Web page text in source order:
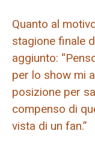
Quanto al
stagione finale
aggiunto:
per lo show mi
posizione per
compenso di
vista di un fan.”